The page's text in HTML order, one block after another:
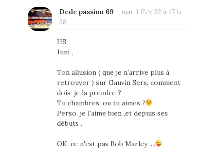
Dede passion 69 - mar 1 Fév 22 à 17 h
38
HS,
Juni ,
Ton allusion ( que je n'arrive plus à
retrouver ) sur Gauvin Sers, comment
dois-je la prendre ?
Tu chambres, ou tu aimes ?
Perso, je l'aime bien ,et depuis ses
débuts .
OK, ce n'est pas Bob Marley ....